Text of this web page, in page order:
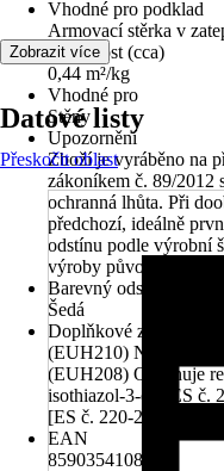
Vhodné pro podklad
Armovací stěrka v
Vydatnost (cca)
0,44 m²/kg
Vhodné pro
Stěny
Upozornění
Zboží je vyráběno na
zákoníkem č. 89/2012
ochranná lhůta. Při
předchozí, ideálně
odstínu podle výrobní
výroby původní šarže.
Barevný odstín
Šedá
Doplňkové znaky
(EUH210) Na
(EUH208) Obsahuje
isothiazol-3-on [ES č.
[ES č. 220-239-6]
EAN
8590354108511
Zobrazit více
Datové listy
Přeskočit oblast